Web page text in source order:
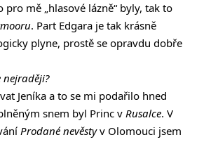
pro mě „hlasové lázně“ byly, tak to
. Part Edgara je tak krásně
plyne, prostě se opravdu dobře
nejraději?
Jeníka a to se mi podařilo hned
snem byl Princ v Rusalce. V
Prodané nevěstyv Olomouci jsem